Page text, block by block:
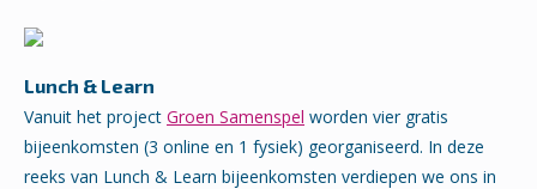
Lunch & Learn
Vanuit het project Groen Samenspel worden vier gratis
bijeenkomsten (3 online en 1 fysiek) georganiseerd. In deze
reeks van Lunch & Learn bijeenkomsten verdiepen we ons in